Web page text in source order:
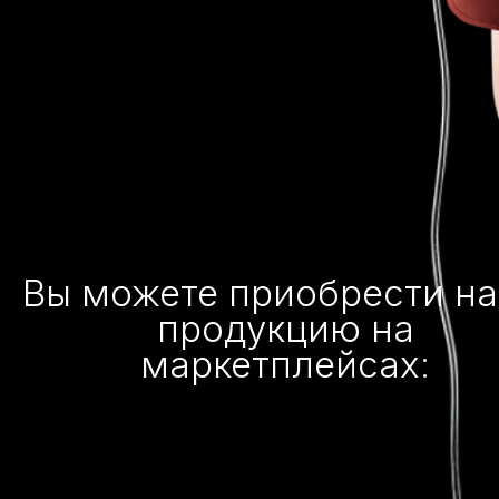
Вы можете приобрести
продукцию на
маркетплейсах: